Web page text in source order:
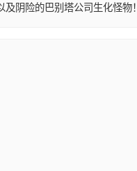
阴险的巴别塔公司生化怪